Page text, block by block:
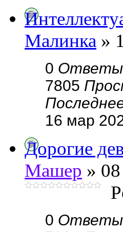
Малинка »
0 Ответы
7805
16 мар
Дорогие
Машер »
0 Ответы